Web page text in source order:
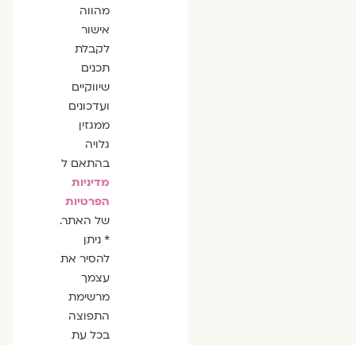
מהווה
אישור
לקבלת
תכנים
שיווקיים
ועדכונים
ממגזין
גלויה
בהתאם ל
מדיניות
הפרטיות
של האתר.
* ניתן
להסיר את
עצמך
מרשימת
התפוצה
בכל עת